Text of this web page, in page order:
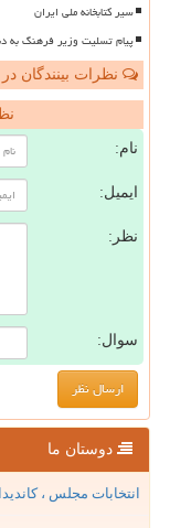
سیر کتابخانه ملی ایران
پیام تسلیت وزیر فرهنگ
نظرات بینندگان
نام:
ایمیل:
نظر:
سوال:
دوستان ما
انتخابات مجلس ،